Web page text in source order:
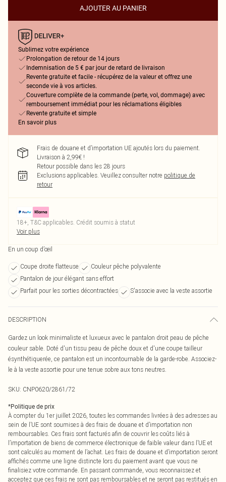
AJOUTER AU PANIER
Sublimez votre expérience
Prolongation de retour de 14 jours
Indemnisation de 5 € par jour de retard de livraison
Revente gratuite et facile - récupérez de la valeur et offrez une
seconde vie à vos articles.
Couverture complète de la commande (perte, vol, dommage) avec
remboursement immédiat pour les réclamations éligibles
Revente gratuite et simple
En savoir plus
Frais de douane et d’importation UE ajoutés lors du paiement.
Livraison à 2,99€ !
Retour possible dans les 28 jours
Exclusions applicables. Veuillez consulter notre politique de
retour
18+, T&C applicables. Crédit soumis à statut
Voir plus
En un coup d’œil
Coupe droite flatteuse
Couleur pêche polyvalente
Pantalon de jour élégant sans effort
Parfait pour les sorties décontractées
S'associe avec la veste assortie
DESCRIPTION
Gardez un look minimaliste et luxueux avec le pantalon droit peau de pêche
couleur sable. Doté d'un tissu peau de pêche doux et d'une coupe tailleur
ésynthétiquerée, ce pantalon est un incontournable de la garde-robe. Associez-
le à la veste assortie pour une tenue sobre aux tons neutres.
SKU: CNP0620/2861/72
*Politique de prix
À compter du 1er juillet 2026, toutes les commandes livrées à des adresses au
sein de l’UE sont soumises à des frais de douane et d’importation non
remboursables. Ces frais sont facturés afin de couvrir les coûts liés à
l’importation de biens de commerce électronique de faible valeur dans l’UE et
sont calculés au moment de l’achat. Les frais de douane et d’importation seront
affichés comme une ligne distincte lors du paiement avant que vous ne
finalisiez votre commande. En passant commande, vous reconnaissez et
acceptez que ces frais ne sont pas remboursables et ne seront pas restitués en